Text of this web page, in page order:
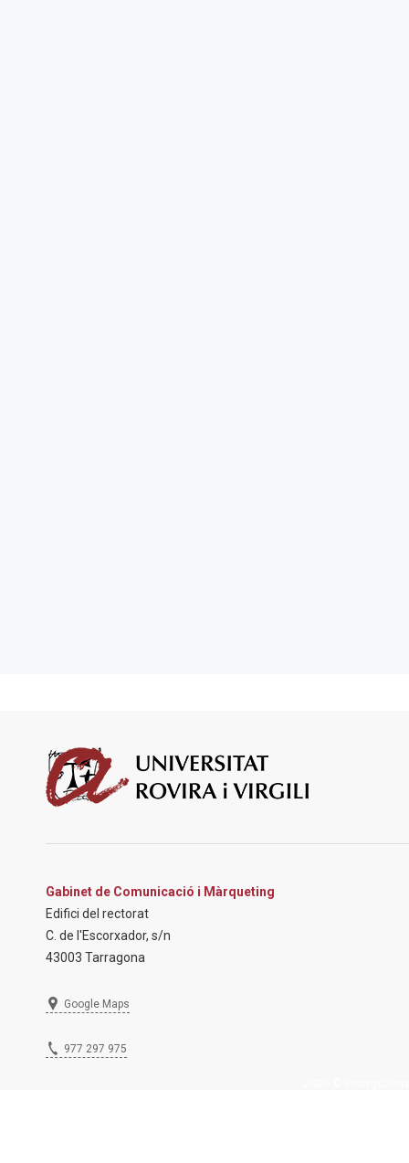
Gabinet de Comunicació i Màrqueting
Edifici del rectorat
C. de l'Escorxador, s/n
43003 Tarragona
Google Maps
977 297 975